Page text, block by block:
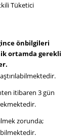
Tüketici
önbilgileri
ortamda gerekli
itibaren 3 gün
zorunda;